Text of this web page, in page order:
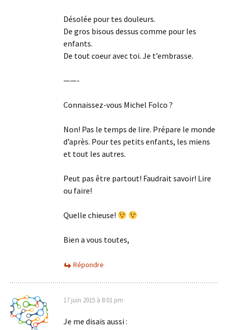
Désolée pour tes douleurs.
De gros bisous dessus comme pour les
enfants.
De tout coeur avec toi. Je t’embrasse.
——-
Connaissez-vous Michel Folco ?
Non! Pas le temps de lire. Prépare le monde
d’après. Pour tes petits enfants, les miens
et tout les autres.
Peut pas être partout! Faudrait savoir! Lire
ou faire!
Quelle chieuse!
Bien a vous toutes,
Répondre
17 juin 2015 à 8:01 pm
Je me disais aussi :